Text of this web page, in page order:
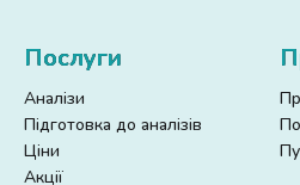
Послуги
Аналізи
Підготовка до аналізів
Ціни
Акції